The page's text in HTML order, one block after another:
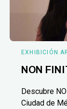
EXHIBICIÓN
NON
Descubre
Ciudad de